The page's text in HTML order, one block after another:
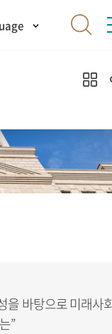
을 바탕으로 미래사
”